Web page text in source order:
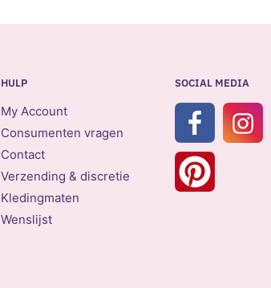
HULP
My Account
Consumenten vragen
Contact
Verzending & discretie
Kledingmaten
Wenslijst
SOCIAL MEDIA